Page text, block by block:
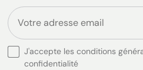
J'accepte les conditions
confidentialité